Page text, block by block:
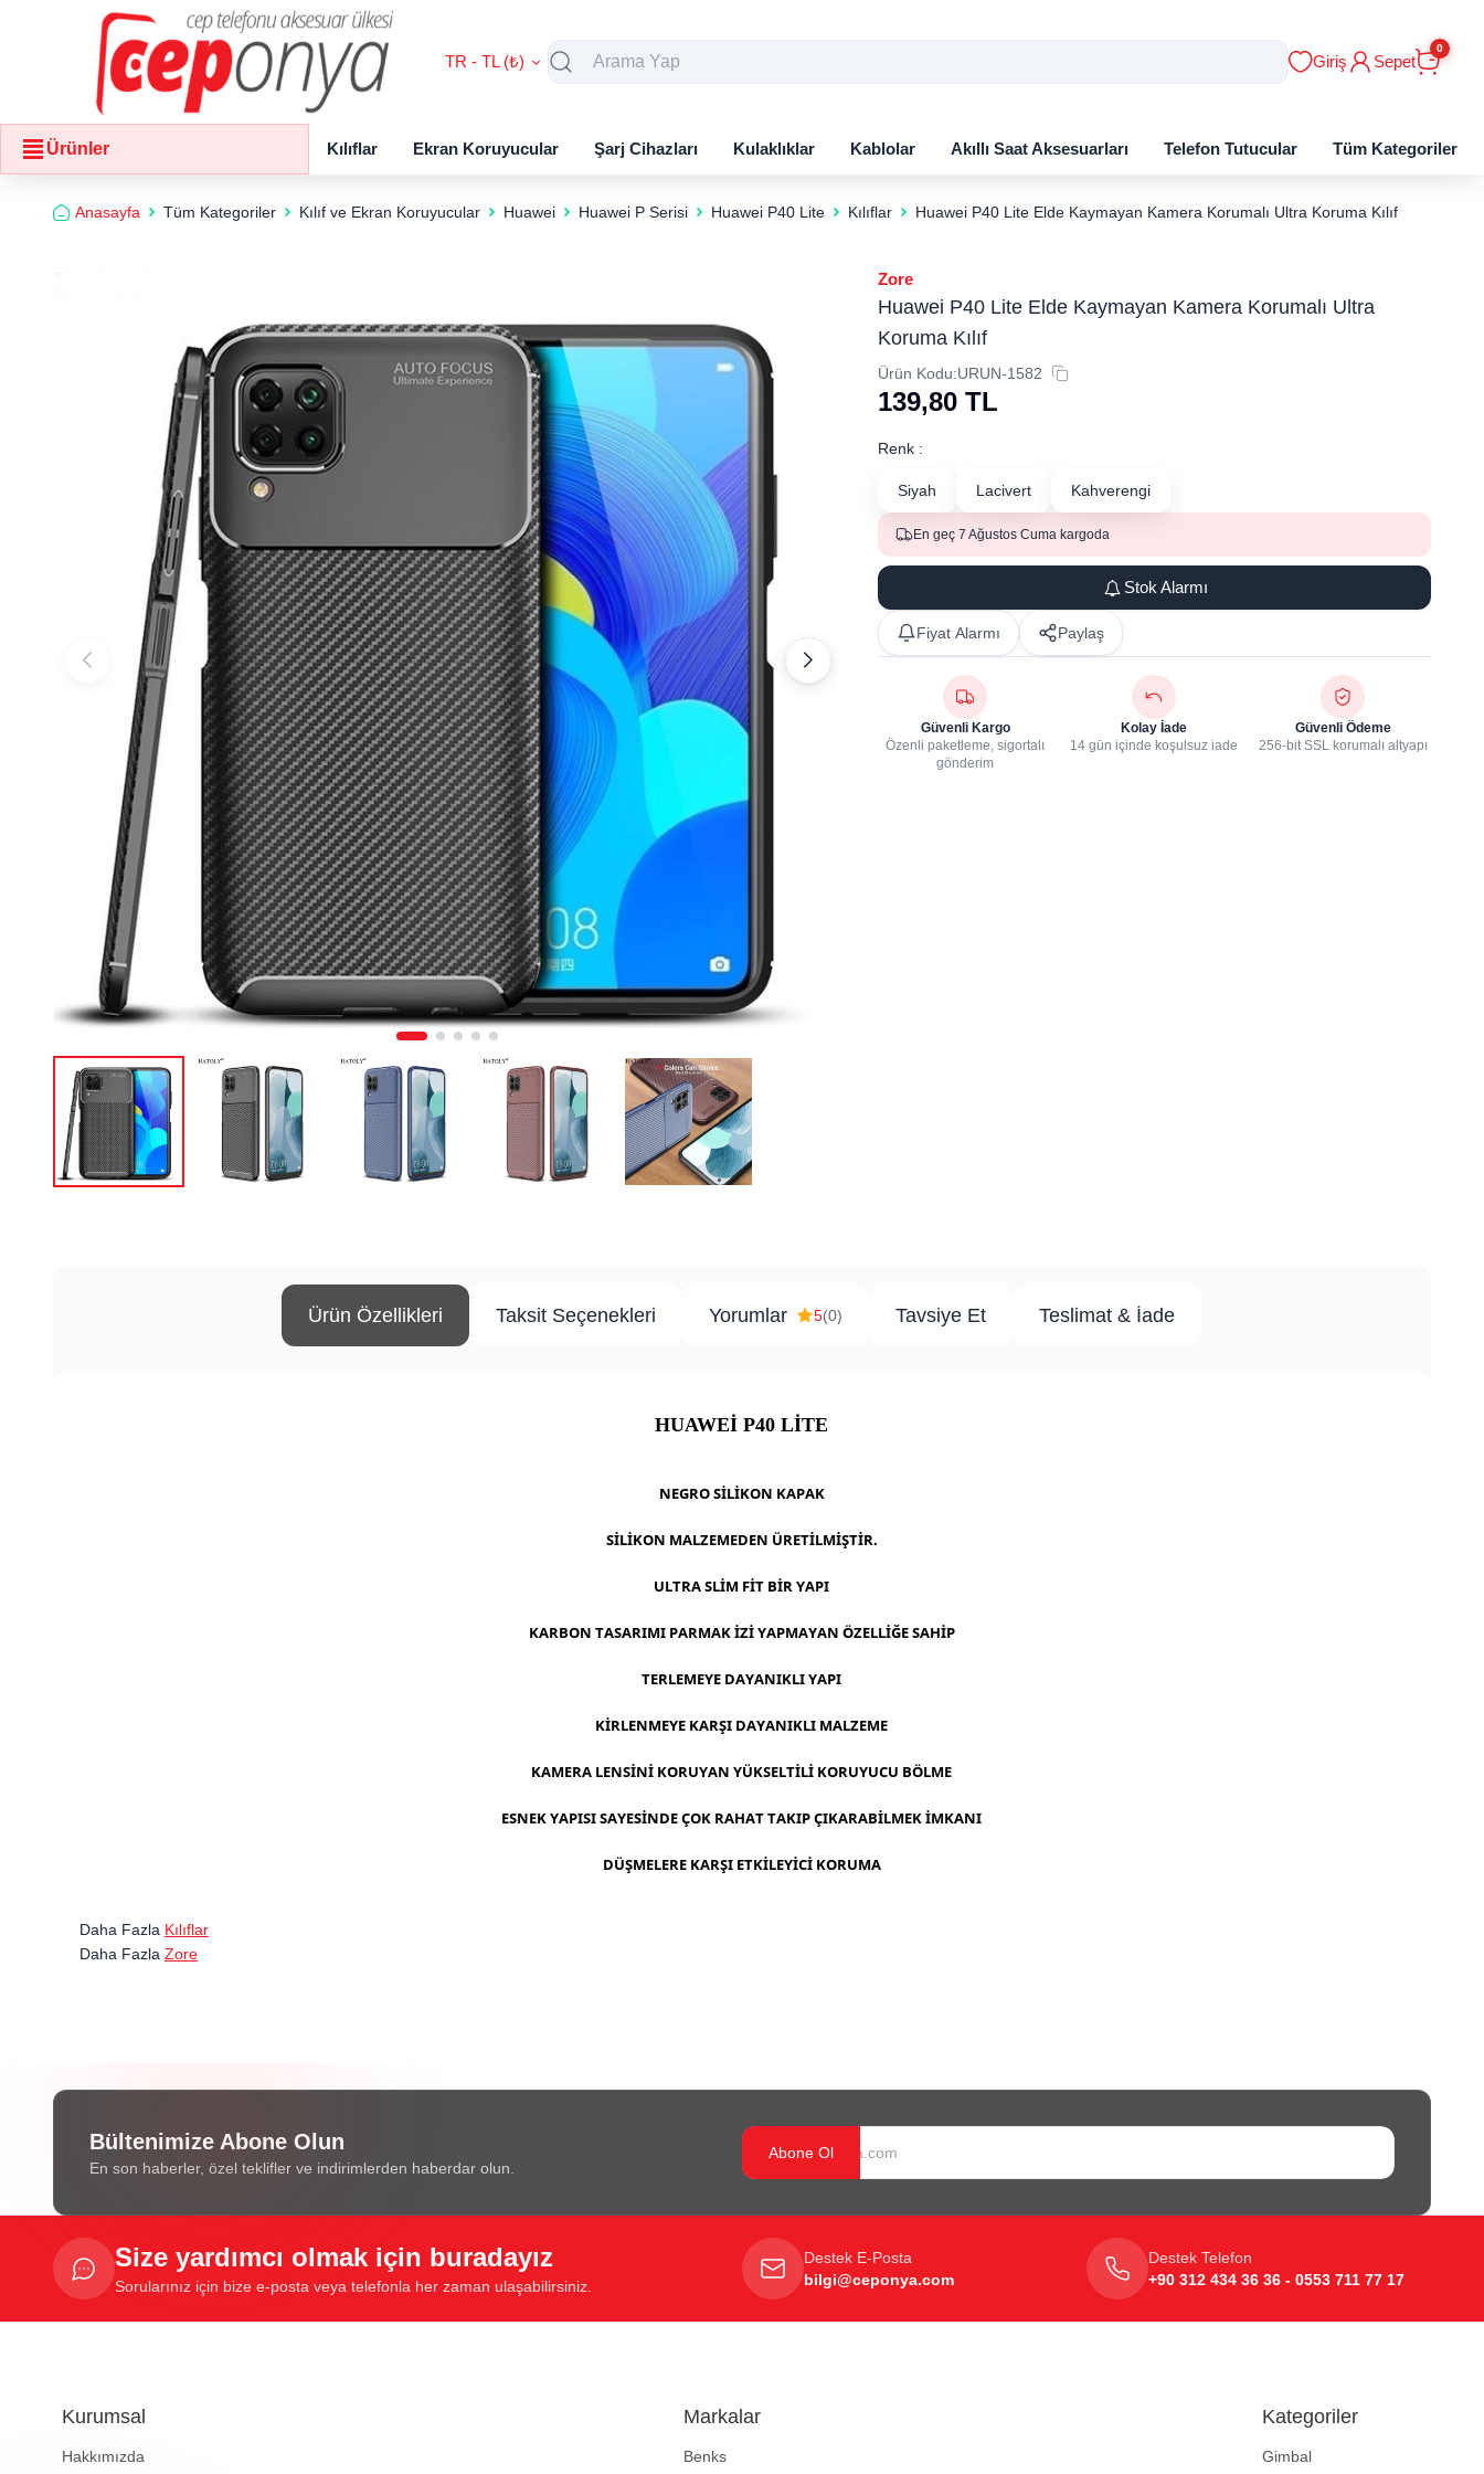
TR - TL (₺) Giriş Sepet
0
Ürünler Kılıflar Ekran Koruyucular Şarj Cihazları Kulaklıklar Kablolar Akıllı Saat Aksesuarları Telefon Tutucular Tüm Kategoriler
Anasayfa Tüm Kategoriler Kılıf ve Ekran Koruyucular Huawei Huawei P Serisi Huawei P40 Lite Kılıflar Huawei P40 Lite Elde Kaymayan Kamera Korumalı Ultra Koruma Kılıf
Zore
Huawei P40 Lite Elde Kaymayan Kamera Korumalı Ultra
Koruma Kılıf
Ürün Kodu:URUN-1582
139,80 TL
Renk :
Siyah Lacivert Kahverengi
En geç 7 Ağustos Cuma kargoda
Stok Alarmı
Fiyat Alarmı Paylaş
Güvenli Kargo
Özenli paketleme, sigortalı
gönderim
Kolay İade
14 gün içinde koşulsuz iade
Güvenli Ödeme
256-bit SSL korumalı altyapı
Ürün Özellikleri Taksit Seçenekleri Yorumlar 5(0) Tavsiye Et Teslimat & İade
HUAWEİ P40 LİTE
​NEGRO SİLİKON KAPAK
SİLİKON MALZEMEDEN ÜRETİLMİŞTİR.
ULTRA SLİM FİT BİR YAPI
KARBON TASARIMI PARMAK İZİ YAPMAYAN ÖZELLİĞE SAHİP
TERLEMEYE DAYANIKLI YAPI
KİRLENMEYE KARŞI DAYANIKLI MALZEME
KAMERA LENSİNİ KORUYAN YÜKSELTİLİ KORUYUCU BÖLME
ESNEK YAPISI SAYESİNDE ÇOK RAHAT TAKIP ÇIKARABİLMEK İMKANI
DÜŞMELERE KARŞI ETKİLEYİCİ KORUMA
Daha Fazla Kılıflar
Daha Fazla Zore
Bültenimize Abone Olun
En son haberler, özel teklifler ve indirimlerden haberdar olun.
Abone Ol
Size yardımcı olmak için buradayız
Sorularınız için bize e-posta veya telefonla her zaman ulaşabilirsiniz.
Destek E-Posta
bilgi@ceponya.com
Destek Telefon
+90 312 434 36 36 - 0553 711 77 17
Kurumsal
Hakkımızda
Markalar
Benks
Kategoriler
Gimbal